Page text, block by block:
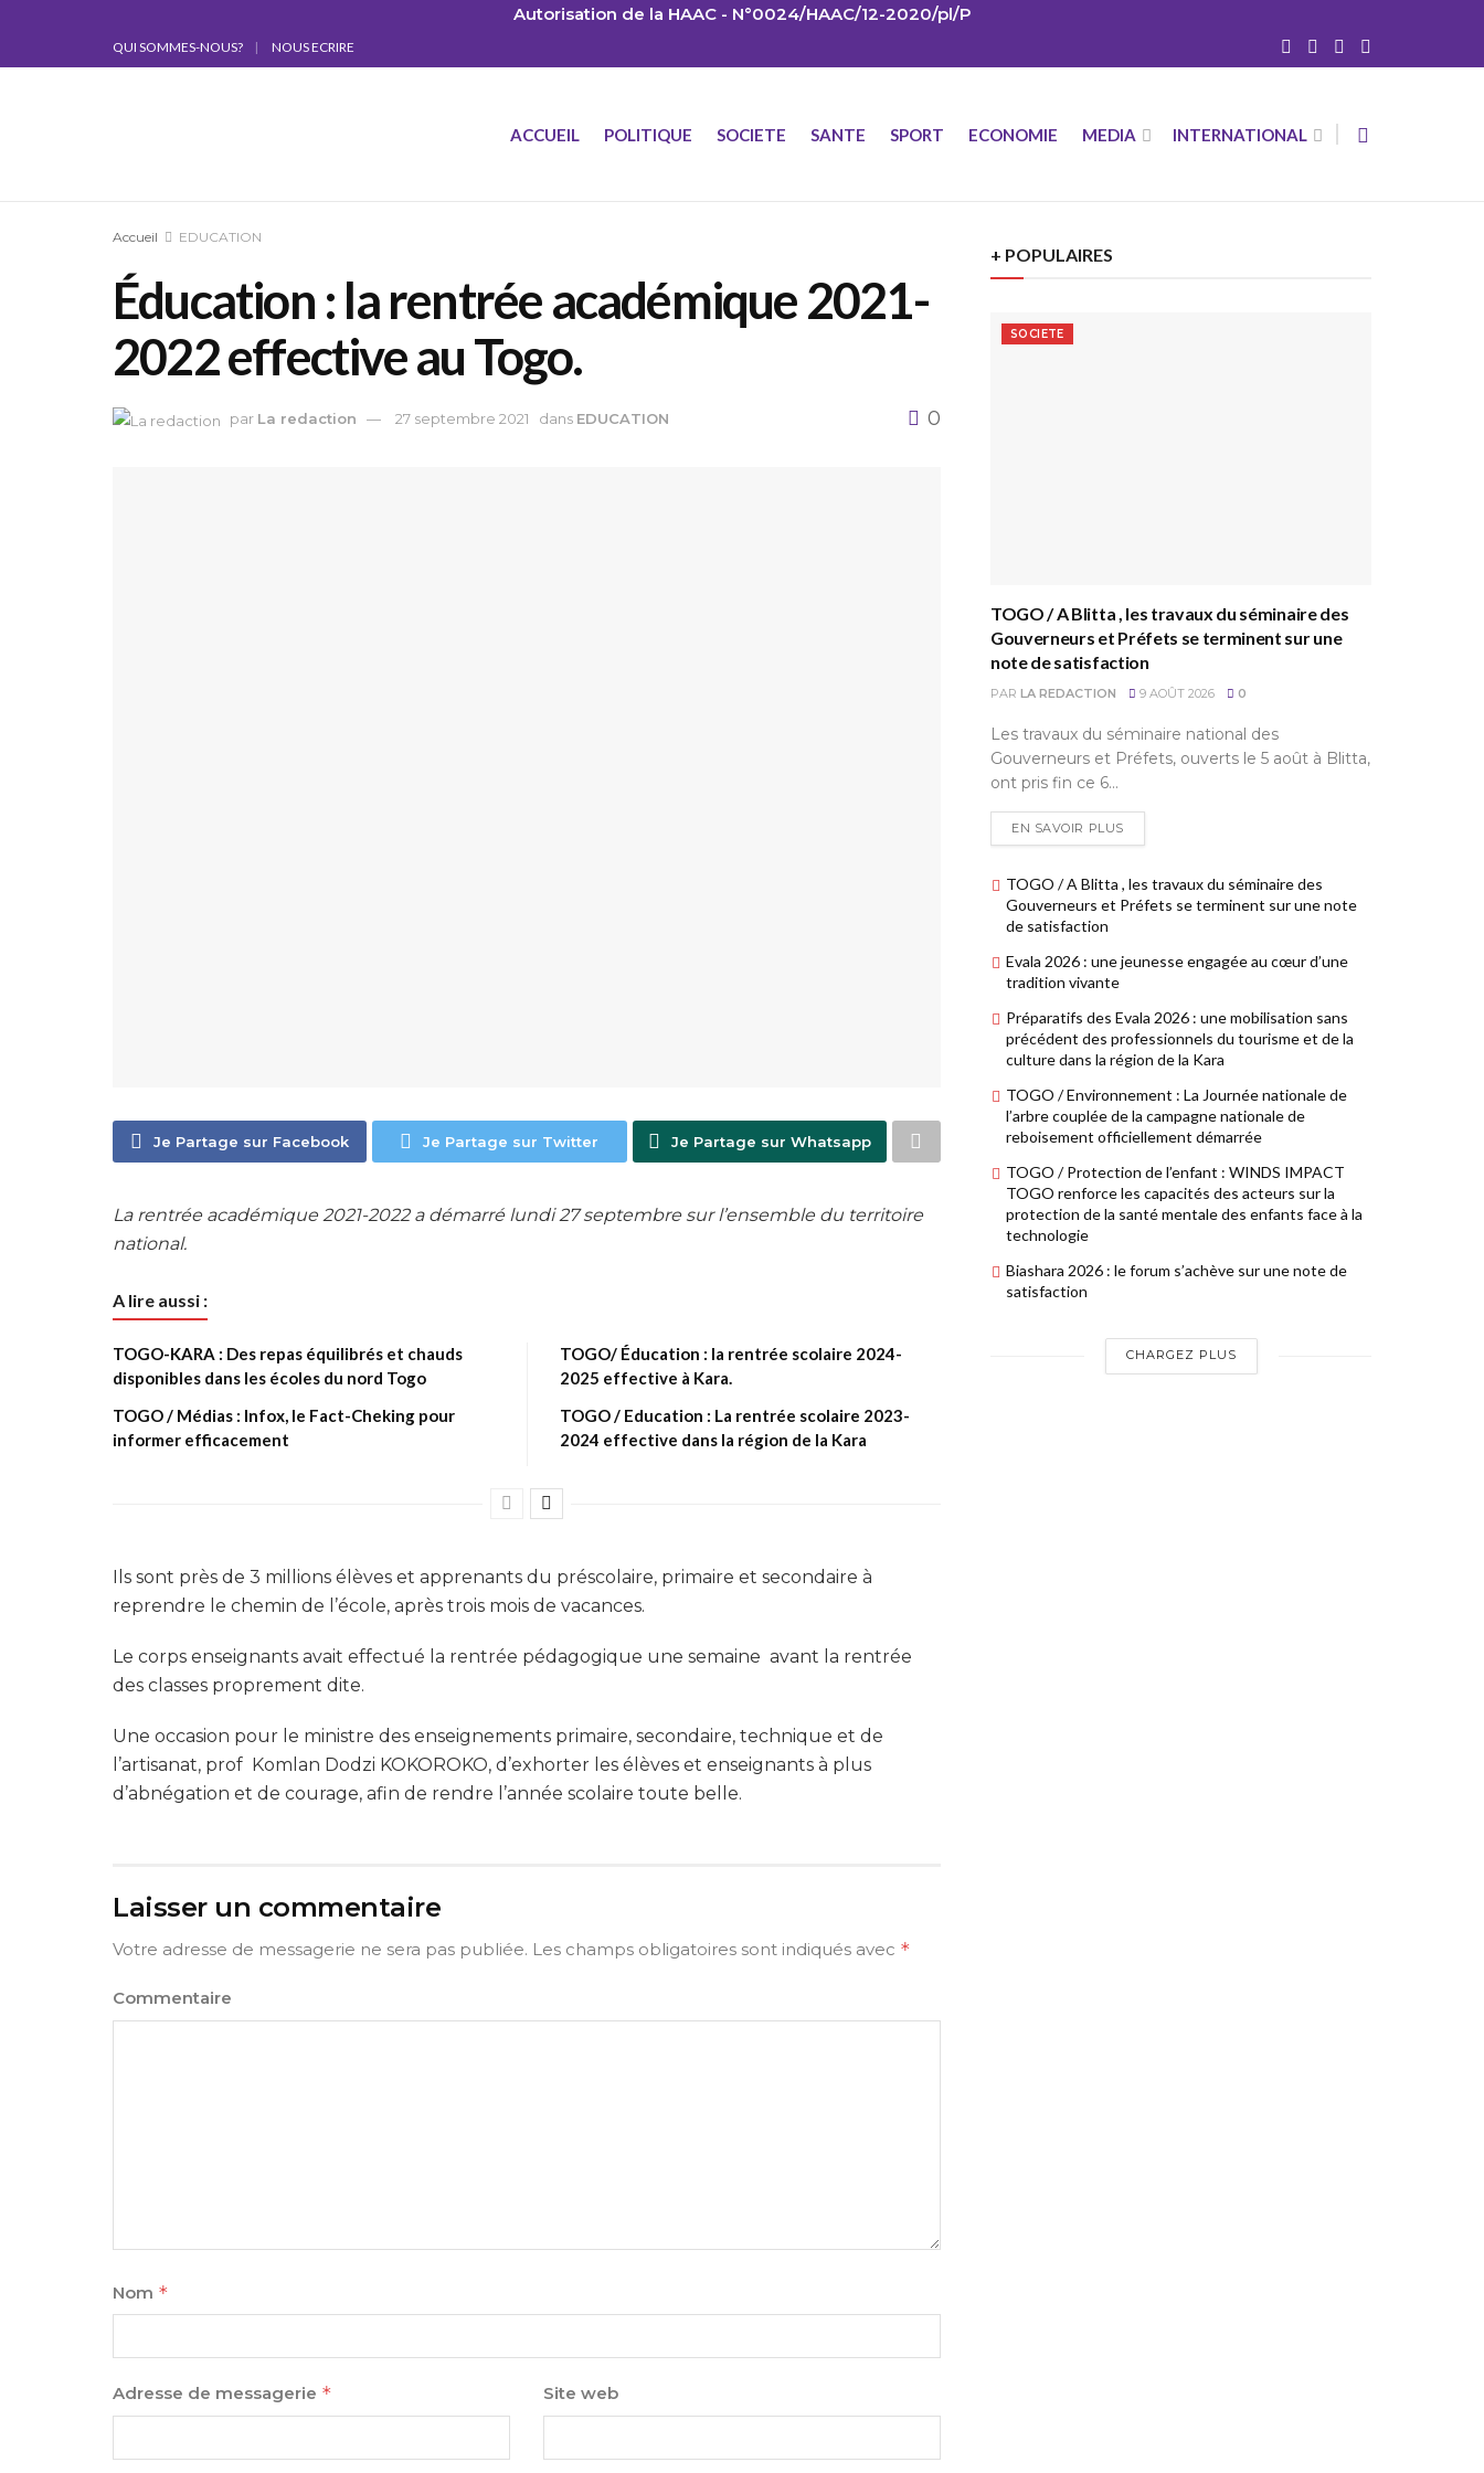
Autorisation de la HAAC - N°0024/HAAC/12-2020/pl/P
QUI SOMMES-NOUS? NOUS ECRIRE
ACCUEIL POLITIQUE SOCIETE SANTE SPORT ECONOMIE MEDIA INTERNATIONAL
Accueil EDUCATION
Éducation : la rentrée académique 2021-
2022 effective au Togo.
par La redaction 27 septembre 2021 dans EDUCATION 0
Je Partage sur Facebook Je Partage sur Twitter Je Partage sur Whatsapp
La rentrée académique 2021-2022 a démarré lundi 27 septembre sur l’ensemble du territoire
national.
A lire aussi :
TOGO-KARA : Des repas équilibrés et chauds
disponibles dans les écoles du nord Togo
TOGO / Médias : Infox, le Fact-Cheking pour
informer efficacement
TOGO/ Éducation : la rentrée scolaire 2024-
2025 effective à Kara.
TOGO / Education : La rentrée scolaire 2023-
2024 effective dans la région de la Kara
Ils sont près de 3 millions élèves et apprenants du préscolaire, primaire et secondaire à
reprendre le chemin de l’école, après trois mois de vacances.
Le corps enseignants avait effectué la rentrée pédagogique une semaine avant la rentrée
des classes proprement dite.
Une occasion pour le ministre des enseignements primaire, secondaire, technique et de
l’artisanat, prof Komlan Dodzi KOKOROKO, d’exhorter les élèves et enseignants à plus
d’abnégation et de courage, afin de rendre l’année scolaire toute belle.
Laisser un commentaire
Votre adresse de messagerie ne sera pas publiée. Les champs obligatoires sont indiqués avec *
Commentaire
Nom *
Adresse de messagerie * Site web
+ POPULAIRES
SOCIETE
TOGO / A Blitta , les travaux du séminaire des
Gouverneurs et Préfets se terminent sur une
note de satisfaction
PAR LA REDACTION 9 AOÛT 2026 0
Les travaux du séminaire national des
Gouverneurs et Préfets, ouverts le 5 août à Blitta,
ont pris fin ce 6...
EN SAVOIR PLUS
TOGO / A Blitta , les travaux du séminaire des
Gouverneurs et Préfets se terminent sur une note
de satisfaction
Evala 2026 : une jeunesse engagée au cœur d’une
tradition vivante
Préparatifs des Evala 2026 : une mobilisation sans
précédent des professionnels du tourisme et de la
culture dans la région de la Kara
TOGO / Environnement : La Journée nationale de
l’arbre couplée de la campagne nationale de
reboisement officiellement démarrée
TOGO / Protection de l’enfant : WINDS IMPACT
TOGO renforce les capacités des acteurs sur la
protection de la santé mentale des enfants face à la
technologie
Biashara 2026 : le forum s’achève sur une note de
satisfaction
CHARGEZ PLUS